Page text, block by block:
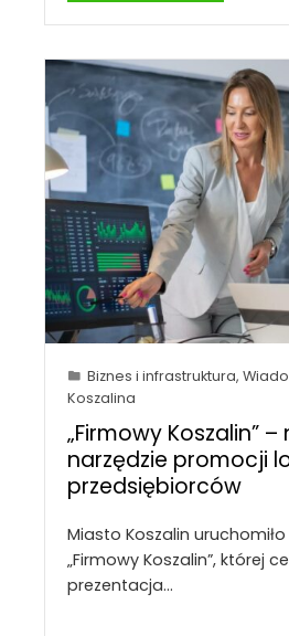
Biznes i infrastruktura,
Koszalina
„Firmowy Koszalin” –
narzędzie promocji
przedsiębiorców
Miasto Koszalin
„Firmowy Koszalin”, której
prezentacja…